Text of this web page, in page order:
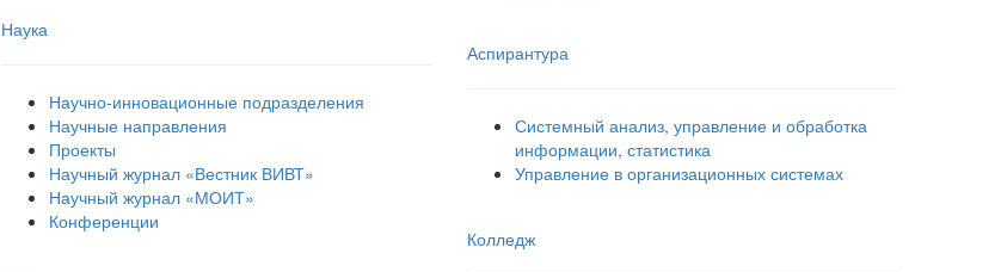
Наука
Научно-инновационные подразделения
Научные направления
Проекты
Научный журнал «Вестник ВИВТ»
Научный журнал «МОИТ»
Конференции
Аспирантура
Системный анализ, управление и обработка
информации, статистика
Управление в организационных системах
Колледж